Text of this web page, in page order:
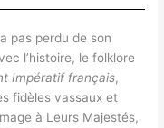
pas perdu de son
l’histoire, le folklore
Impératif français,
fidèles vassaux et
à Leurs Majestés,